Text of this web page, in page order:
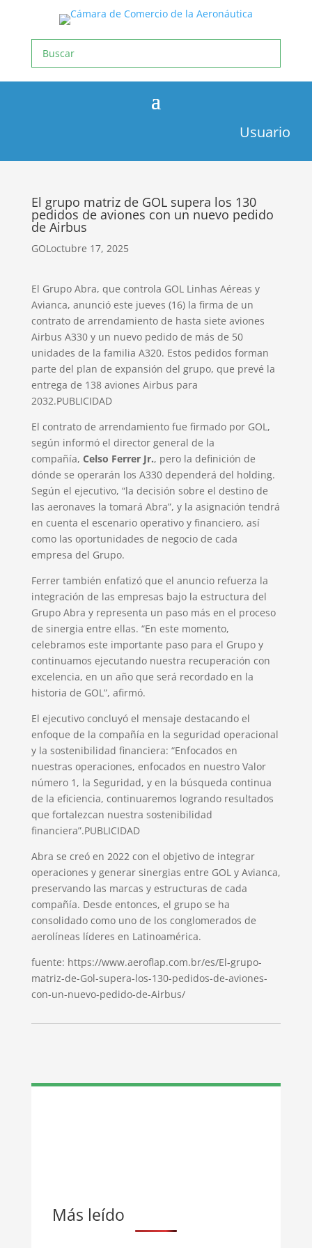
Usuario
El grupo matriz de GOL supera los 130
pedidos de aviones con un nuevo pedido
de Airbus
GOLoctubre 17, 2025
El Grupo Abra, que controla GOL Linhas Aéreas y
Avianca, anunció este jueves (16) la firma de un
contrato de arrendamiento de hasta siete aviones
Airbus A330 y un nuevo pedido de más de 50
unidades de la familia A320. Estos pedidos forman
parte del plan de expansión del grupo, que prevé la
entrega de 138 aviones Airbus para
2032.PUBLICIDAD
El contrato de arrendamiento fue firmado por GOL,
según informó el director general de la
compañía, Celso Ferrer Jr., pero la definición de
dónde se operarán los A330 dependerá del holding.
Según el ejecutivo, “la decisión sobre el destino de
las aeronaves la tomará Abra”, y la asignación tendrá
en cuenta el escenario operativo y financiero, así
como las oportunidades de negocio de cada
empresa del Grupo.
Ferrer también enfatizó que el anuncio refuerza la
integración de las empresas bajo la estructura del
Grupo Abra y representa un paso más en el proceso
de sinergia entre ellas. “En este momento,
celebramos este importante paso para el Grupo y
continuamos ejecutando nuestra recuperación con
excelencia, en un año que será recordado en la
historia de GOL”, afirmó.
El ejecutivo concluyó el mensaje destacando el
enfoque de la compañía en la seguridad operacional
y la sostenibilidad financiera: “Enfocados en
nuestras operaciones, enfocados en nuestro Valor
número 1, la Seguridad, y en la búsqueda continua
de la eficiencia, continuaremos logrando resultados
que fortalezcan nuestra sostenibilidad
financiera”.PUBLICIDAD
Abra se creó en 2022 con el objetivo de integrar
operaciones y generar sinergias entre GOL y Avianca,
preservando las marcas y estructuras de cada
compañía. Desde entonces, el grupo se ha
consolidado como uno de los conglomerados de
aerolíneas líderes en Latinoamérica.
fuente: https://www.aeroflap.com.br/es/El-grupo-
matriz-de-Gol-supera-los-130-pedidos-de-aviones-
con-un-nuevo-pedido-de-Airbus/
Más leído